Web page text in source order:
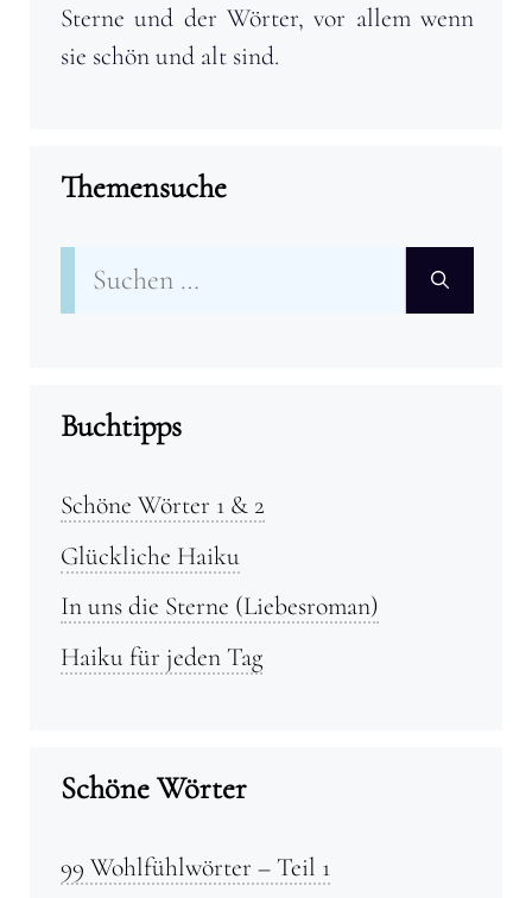
Sterne und der Wörter, vor allem wenn
sie schön und alt sind.
Themensuche
Suchen
nach:
Buchtipps
Schöne Wörter 1 & 2
Glückliche Haiku
In uns die Sterne (Liebesroman)
Haiku für jeden Tag
Schöne Wörter
99 Wohlfühlwörter – Teil 1